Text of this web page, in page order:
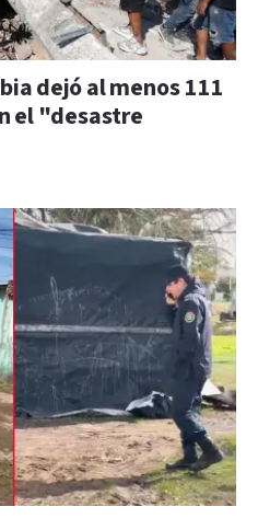
dejó al menos 111
el "desastre